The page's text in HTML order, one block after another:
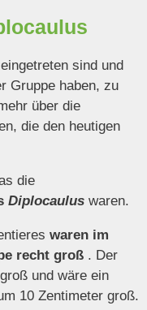
sind und
Gruppe haben, zu
über die
die den heutigen
die
Diplocaulus waren.
waren im
recht groß . Der
und wäre ein
10 Zentimeter groß.